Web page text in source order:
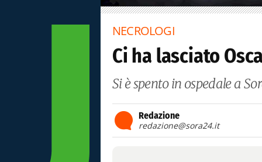
NECROLOGI
Ci ha lasciato
Si è spento in ospedale a
Redazione
redazione@sora24.it